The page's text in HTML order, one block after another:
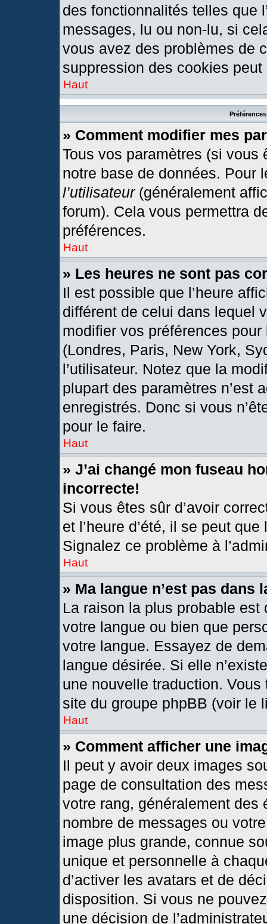
des fonctionnalités telles que
messages, lu ou non-lu, si
vous avez des problèmes de
suppression des cookies peut
Haut
» Comment modifier mes
Tous vos paramètres (si
notre base de données. Pour
l’utilisateur(généralement
forum). Cela vous permettra
préférences.
Haut
» Les heures ne sont pas
Il est possible que l’heure
différent de celui dans lequel
modifier vos préférences
(Londres, Paris, New York,
l’utilisateur. Notez que la
plupart des paramètres n’est
enregistrés. Donc si vous
pour le faire.
Haut
» J’ai changé mon fuseau
incorrecte!
Si vous êtes sûr d’avoir
et l’heure d’été, il se peut
Signalez ce problème à
Haut
» Ma langue n’est pas dans
La raison la plus probable est
votre langue ou bien que
votre langue. Essayez de
langue désirée. Si elle
une nouvelle traduction.
site du groupe phpBB (voir le
Haut
» Comment afficher une
Il peut y avoir deux images
page de consultation des
votre rang, généralement
nombre de messages ou
image plus grande, connue
unique et personnelle à
d’activer les avatars et de
disposition. Si vous ne
une décision de